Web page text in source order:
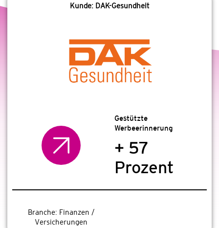
Kunde: DAK-Gesundheit
Gestützte
Werbeerinnerung
+ 57
Prozent
Branche: Finanzen /
Versicherungen